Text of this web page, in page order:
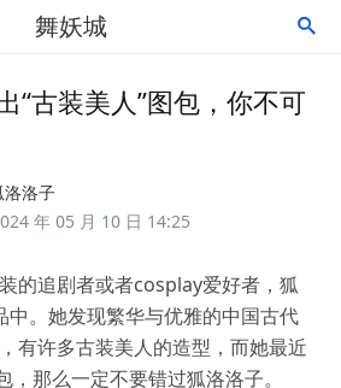
舞妖城 
“古装美人”图包，你不可
洛洛子
年 05 月 10 日 14:25
的追剧者或者cosplay爱好者，狐
。她发现繁华与优雅的中国古代
有许多古装美人的造型，而她最近
，那么一定不要错过狐洛洛子。